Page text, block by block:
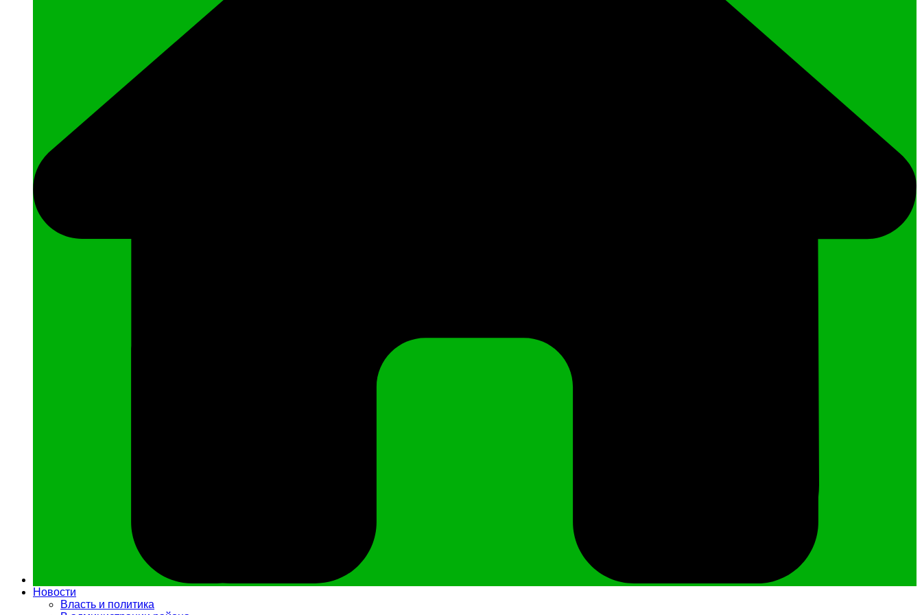
Новости
Власть и политика